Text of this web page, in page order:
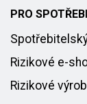
PRO
Rizikové e-
Rizikové